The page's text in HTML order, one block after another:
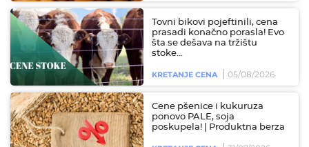
Tovni bikovi pojeftinili, cena
prasadi konačno porasla! Evo
šta se dešava na tržištu
stoke...
KRETANJE CENA 05/08/2026
Cene pšenice i kukuruza
ponovo PALE, soja
poskupela! | Produktna berza